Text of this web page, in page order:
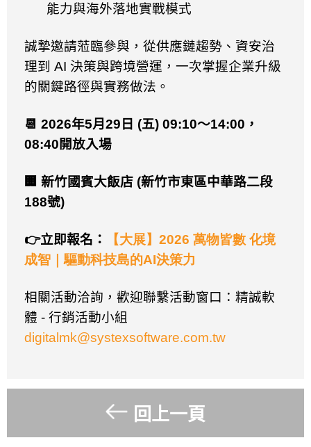
能力與海外落地實戰模式
誠摯邀請蒞臨參與，從供應鏈趨勢、資安治
理到 AI 決策與跨境營運，一次掌握企業升級
的關鍵路徑與實務做法。
📆 2026年5月 29 日 (五) 09:10～14:00 ，
08:40開放入場
🏢 新竹國賓大飯店 (新竹市東區中華路二段
188號)
👉立即報名： 【大展】2026 萬物皆數 化境
成智｜驅動科技島的AI決策力
相關活動洽詢，歡迎聯繫活動窗口：精誠軟
體 - 行銷活動小組
digitalmk@systexsoftware.com.tw
回上一頁